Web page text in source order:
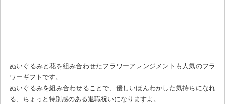
ぬいぐるみと花を組み合わせたフラワーアレンジメントも人気のフラ
ワーギフトです。
ぬいぐるみを組み合わせることで、優しいほんわかした気持ちになれ
る、ちょっと特別感のある退職祝いになりますよ。